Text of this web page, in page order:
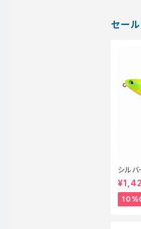
セー
シルバ
【スタ
0】